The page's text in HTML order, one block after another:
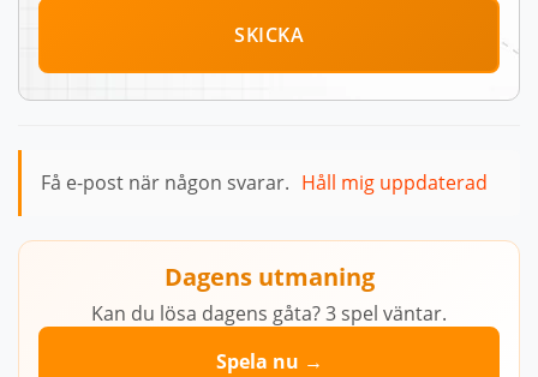
SKICKA
Få e-post när någon svarar. Håll mig uppdaterad
Dagens utmaning
Kan du lösa dagens gåta? 3 spel väntar.
Spela nu →